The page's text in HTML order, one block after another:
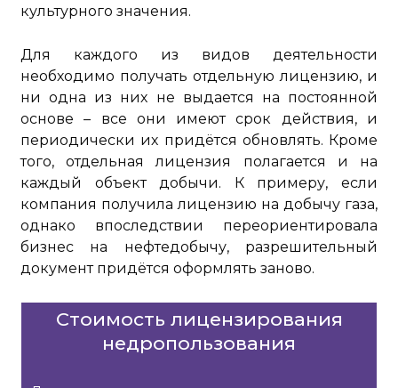
культурного значения.
Для каждого из видов деятельности
необходимо получать отдельную лицензию, и
ни одна из них не выдается на постоянной
основе – все они имеют срок действия, и
периодически их придётся обновлять. Кроме
того, отдельная лицензия полагается и на
каждый объект добычи. К примеру, если
компания получила лицензию на добычу газа,
однако впоследствии переориентировала
бизнес на нефтедобычу, разрешительный
документ придётся оформлять заново.
Стоимость лицензирования
недропользования